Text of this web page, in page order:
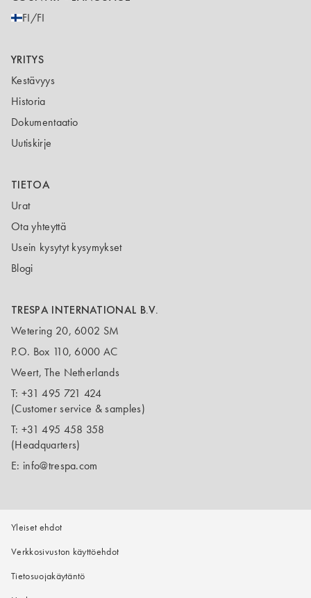
FI/FI
YRITYS
Kestävyys
Historia
Dokumentaatio
Uutiskirje
TIETOA
Urat
Ota yhteyttä
Usein kysytyt kysymykset
Blogi
TRESPA INTERNATIONAL B.V.
Wetering 20, 6002 SM
P.O. Box 110, 6000 AC
Weert, The Netherlands
T: +31 495 721 424
(Customer service & samples)
T: +31 495 458 358
(Headquarters)
E: info@trespa.com
Yleiset ehdot
Verkkosivuston käyttöehdot
Tietosuojakäytäntö